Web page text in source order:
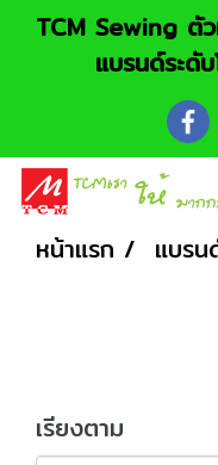
TCM Sewing ตั
แบรนด์ระดั
หน้าแรก แบร
เรียงตาม